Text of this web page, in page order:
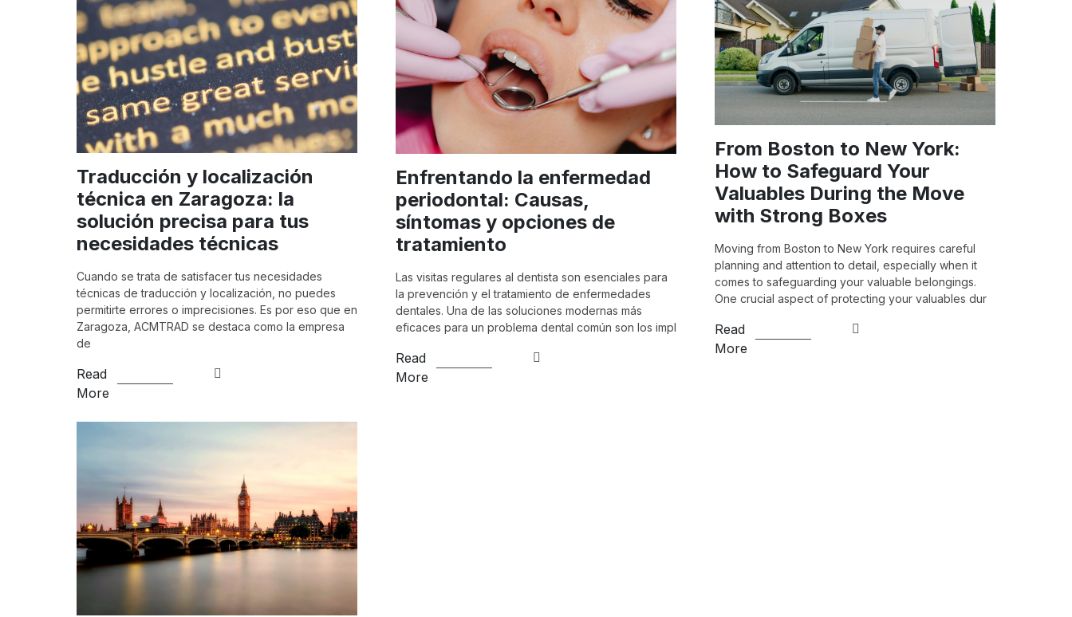
Traducción y localización
técnica en Zaragoza: la
solución precisa para tus
necesidades técnicas
Cuando se trata de satisfacer tus necesidades
técnicas de traducción y localización, no puedes
permitirte errores o imprecisiones. Es por eso que en
Zaragoza, ACMTRAD se destaca como la empresa
de
Read
More
Enfrentando la enfermedad
periodontal: Causas,
síntomas y opciones de
tratamiento
Las visitas regulares al dentista son esenciales para
la prevención y el tratamiento de enfermedades
dentales. Una de las soluciones modernas más
eficaces para un problema dental común son los impl
Read
More
From Boston to New York:
How to Safeguard Your
Valuables During the Move
with Strong Boxes
Moving from Boston to New York requires careful
planning and attention to detail, especially when it
comes to safeguarding your valuable belongings.
One crucial aspect of protecting your valuables dur
Read
More